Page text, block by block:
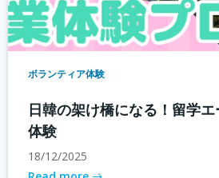
ボランティア体験
日韓の架け橋になる！留学
体験
18/12/2025